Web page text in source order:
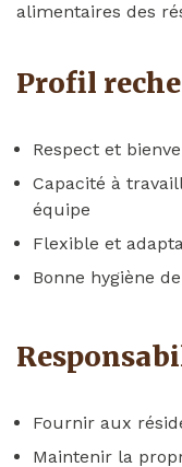
alimentaires des
Profil
Respect et
Capacité à
équipe
Flexible et
Bonne hygiène
Fournir aux
Maintenir la